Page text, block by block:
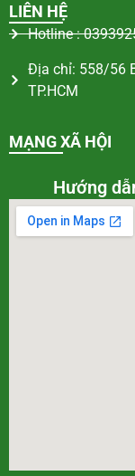
LIÊN HỆ
Hotline :
Địa chỉ: 558/56
TP.HCM
MẠNG XÃ HỘI
Hướng